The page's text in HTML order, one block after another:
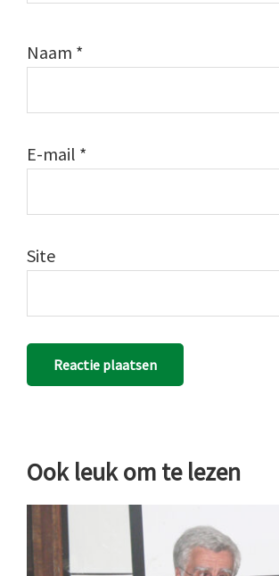
Naam *
E-mail *
Site
Ook leuk om te lezen